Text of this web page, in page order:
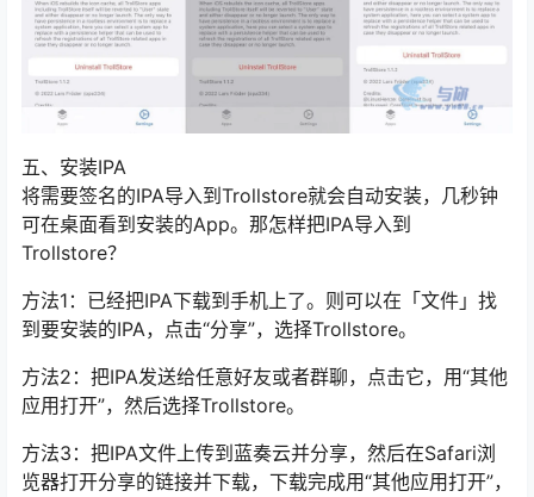
五、安装IPA
将需要签名的IPA导入到Trollstore就会自动安装，几秒钟
可在桌面看到安装的App。那怎样把IPA导入到
Trollstore？
方法1：已经把IPA下载到手机上了。则可以在「文件」找
到要安装的IPA，点击“分享”，选择Trollstore。
方法2：把IPA发送给任意好友或者群聊，点击它，用“其他
应用打开”，然后选择Trollstore。
方法3：把IPA文件上传到蓝奏云并分享，然后在Safari浏
览器打开分享的链接并下载，下载完成用“其他应用打开”，